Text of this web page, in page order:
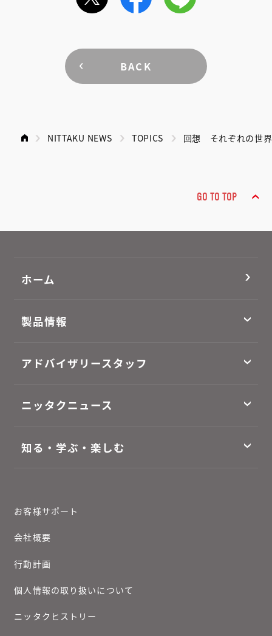
BACK
NITTAKU NEWS TOPICS 回想 それぞれの世
GO TO TOP
ホーム
製品情報
アドバイザリースタッフ
ニッタクニュース
知る・学ぶ・楽しむ
お客様サポート
会社概要
行動計画
個人情報の取り扱いについて
ニッタクヒストリー